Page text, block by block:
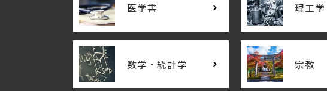
医学書 理工
数学・統計学 宗教